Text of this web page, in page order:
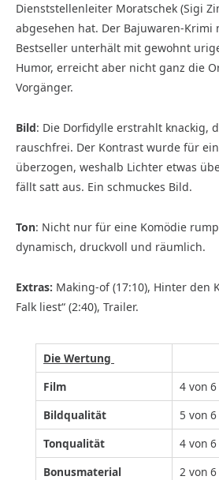
Dienststellenleiter Moratschek (Sigi
abgesehen hat. Der Bajuwaren-Krimi
Bestseller unterhält mit gewohnt
Humor, erreicht aber nicht ganz die
Vorgänger.
Bild: Die Dorfidylle erstrahlt knackig,
rauschfrei. Der Kontrast wurde für
überzogen, weshalb Lichter etwas
fällt satt aus. Ein schmuckes Bild.
Ton: Nicht nur für eine Komödie
dynamisch, druckvoll und räumlich.
Extras: Making-of (17:10), Hinter den
Falk liest“ (2:40), Trailer.
Die Wertung
Film
4 von
Bildqualität
5 von
Tonqualität
4 von
Bonusmaterial
2 von